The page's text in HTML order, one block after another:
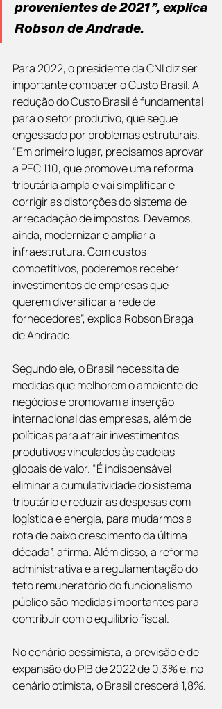
provenientes de 2021”, explica
Robson de Andrade.
Para 2022, o presidente da CNI diz ser
importante combater o Custo Brasil. A
redução do Custo Brasil é fundamental
para o setor produtivo, que segue
engessado por problemas estruturais.
“Em primeiro lugar, precisamos aprovar
a PEC 110, que promove uma reforma
tributária ampla e vai simplificar e
corrigir as distorções do sistema de
arrecadação de impostos. Devemos,
ainda, modernizar e ampliar a
infraestrutura. Com custos
competitivos, poderemos receber
investimentos de empresas que
querem diversificar a rede de
fornecedores”, explica Robson Braga
de Andrade.
Segundo ele, o Brasil necessita de
medidas que melhorem o ambiente de
negócios e promovam a inserção
internacional das empresas, além de
políticas para atrair investimentos
produtivos vinculados às cadeias
globais de valor. “É indispensável
eliminar a cumulatividade do sistema
tributário e reduzir as despesas com
logística e energia, para mudarmos a
rota de baixo crescimento da última
década”, afirma. Além disso, a reforma
administrativa e a regulamentação do
teto remuneratório do funcionalismo
público são medidas importantes para
contribuir com o equilíbrio fiscal.
No cenário pessimista, a previsão é de
expansão do PIB de 2022 de 0,3% e, no
cenário otimista, o Brasil crescerá 1,8%.